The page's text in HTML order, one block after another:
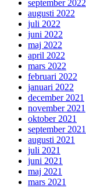
september 2022
augusti 2022
juli 2022
juni 2022
maj 2022
april 2022
mars 2022
februari 2022
januari 2022
december 2021
november 2021
oktober 2021
september 2021
augusti 2021
juli 2021
juni 2021
maj 2021
mars 2021